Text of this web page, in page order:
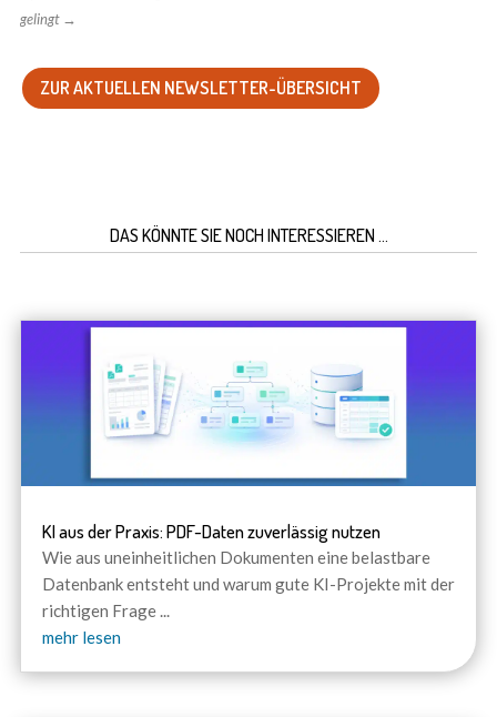
gelingt→
ZUR AKTUELLEN NEWSLETTER-ÜBERSICHT
DAS KÖNNTE SIE NOCH INTERESSIEREN …
KI aus der Praxis: PDF-Daten zuverlässig nutzen
Wie aus uneinheitlichen Dokumenten eine belastbare
Datenbank entsteht und warum gute KI-Projekte mit der
richtigen Frage...
mehr lesen